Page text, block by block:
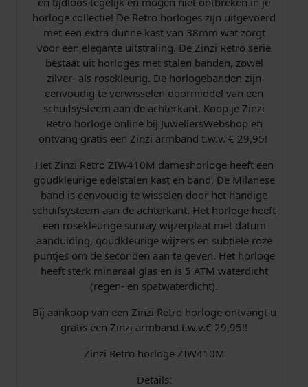
l
horloge collectie! De Retro horloges zijn uitgevoerd
met een extra dunne kast van 38mm wat zorgt
voor een elegante uitstraling. De Zinzi Retro serie
bestaat uit horloges met stalen banden, zowel
zilver- als rosekleurig. De horlogebanden zijn
eenvoudig te verwisselen doormiddel van een
schuifsysteem aan de achterkant. Koop je Zinzi
Retro horloge online bij JuweliersWebshop en
ontvang gratis een Zinzi armband t.w.v. € 29,95!
Het Zinzi Retro ZIW410M dameshorloge heeft een
goudkleurige edelstalen kast en band. De Milanese
band is eenvoudig te wisselen door het handige
schuifsysteem aan de achterkant. Het horloge heeft
een rosekleurige sunray wijzerplaat met datum
aanduiding, goudkleurige wijzers en subtiele roze
puntjes om de seconden aan te geven. Het horloge
heeft sterk mineraal glas en is 5 ATM waterdicht
(regen- en spatwaterdicht).
Bij aankoop van een Zinzi Retro horloge ontvangt u
gratis een Zinzi armband t.w.v.€ 29,95!!
Zinzi Retro horloge ZIW410M
Details: